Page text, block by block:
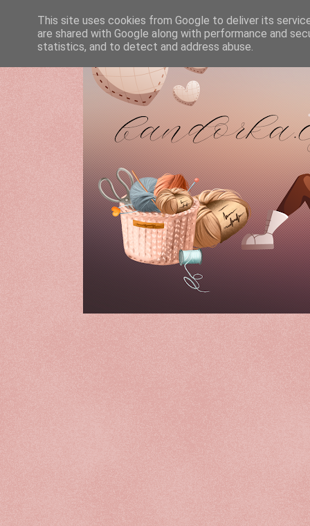
This site uses cookies from Google to deliver its
are shared with Google along with performance and
statistics, and to detect and address abuse.